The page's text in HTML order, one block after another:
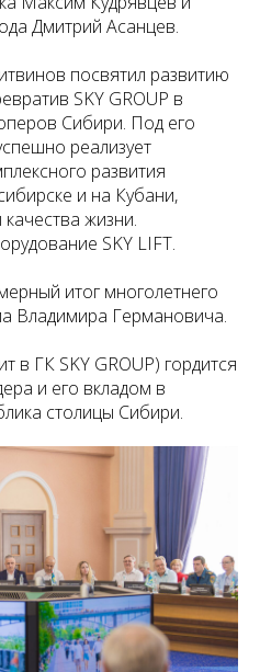
Дмитрий Асанцев.
посвятил развитию
SKY GROUP в
Сибири. Под его
реализует
развития
и на Кубани,
жизни.
SKY LIFT.
итог многолетнего
Владимира Германовича.
в ГК SKY GROUP) гордится
и его вкладом в
столицы Сибири.